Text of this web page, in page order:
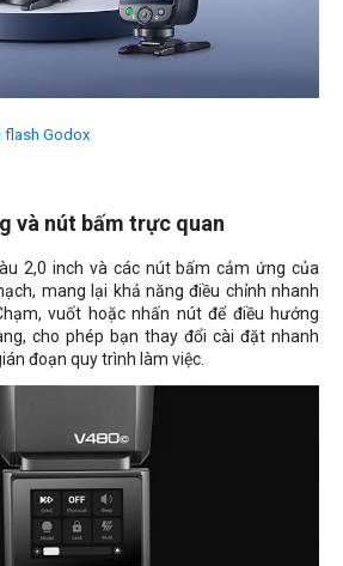
flash Godox
và nút bấm trực quan
2,0 inch và các nút bấm cảm ứng của
mang lại khả năng điều chỉnh nhanh
vuốt hoặc nhấn nút để điều hướng
cho phép bạn thay đổi cài đặt nhanh
đoạn quy trình làm việc.